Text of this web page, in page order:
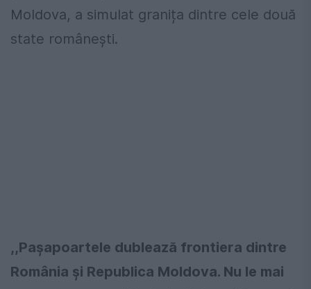
Moldova, a simulat granița dintre cele două
state românești.
,,Pașapoartele dublează frontiera dintre
România și Republica Moldova. Nu le mai